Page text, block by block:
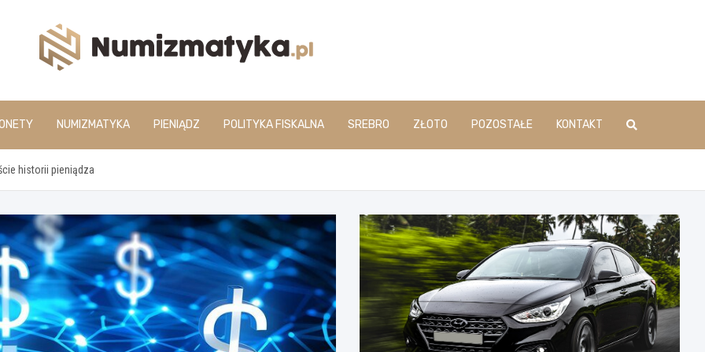
www.numizmatyka.pl
NUMIZMATYKA PIENIĄDZ POLITYKA FISKALNA SREBRO ZŁOTO POZOSTAŁE KONTAKT
historii pieniądza